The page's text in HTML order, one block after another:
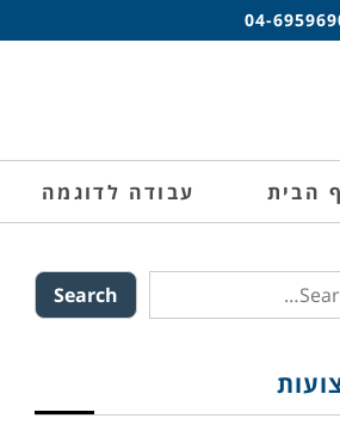
04-
הבית עבודה לדוגמה
Search